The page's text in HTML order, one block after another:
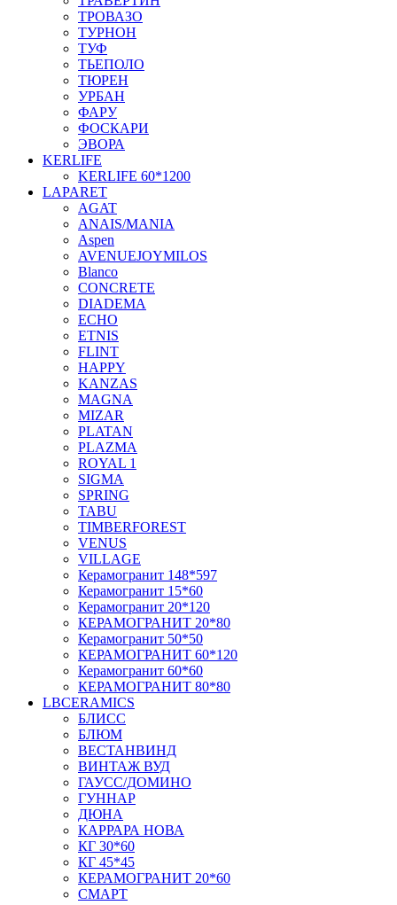
ТРОВАЗО
ТУРНОН
ТУФ
ТЬЕПОЛО
ТЮРЕН
УРБАН
ФАРУ
ФОСКАРИ
ЭВОРА
KERLIFE
KERLIFE 60*1200
LAPARET
AGAT
ANAIS/MANIA
Aspen
AVENUEJOYMILOS
Blanco
CONCRETE
DIADEMA
ECHO
ETNIS
FLINT
HAPPY
KANZAS
MAGNA
MIZAR
PLATAN
PLAZMA
ROYAL 1
SIGMA
SPRING
TABU
TIMBERFOREST
VENUS
VILLAGE
Керамогранит 148*597
Керамогранит 15*60
Керамогранит 20*120
КЕРАМОГРАНИТ 20*80
Керамогранит 50*50
КЕРАМОГРАНИТ 60*120
Керамогранит 60*60
КЕРАМОГРАНИТ 80*80
LBCERAMICS
БЛИСС
БЛЮМ
ВЕСТАНВИНД
ВИНТАЖ ВУД
ГАУСС/ДОМИНО
ГУННАР
ДЮНА
КАРРАРА НОВА
КГ 30*60
КГ 45*45
КЕРАМОГРАНИТ 20*60
СМАРТ